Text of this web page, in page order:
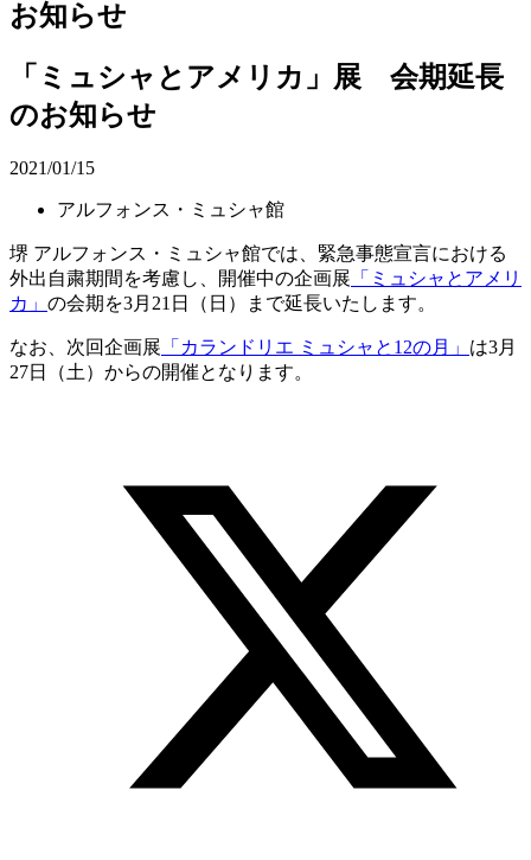
お知らせ
「ミュシャとアメリカ」展 会期延長
のお知らせ
2021/01/15
アルフォンス・ミュシャ館
堺 アルフォンス・ミュシャ館では、緊急事態宣言における
外出自粛期間を考慮し、開催中の企画展 「ミュシャとアメリ
カ」 の会期を3月21日（日）まで延長いたします。
なお、次回企画展 「カランドリエ ミュシャと12の月」 は3月
27日（土）からの開催となります。